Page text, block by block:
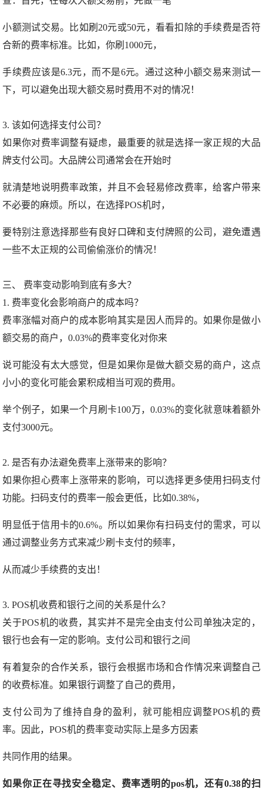
小额测试交易。比如刷20元或50元，看看扣除的手续费是否符
合新的费率标准。比如，你刷1000元，
手续费应该是6.3元，而不是6元。通过这种小额交易来测试一
下，可以避免出现大额交易时费用不对的情况！
3. 该如何选择支付公司？
如果你对费率调整有疑虑，最重要的就是选择一家正规的大品
牌支付公司。大品牌公司通常会在开始时
就清楚地说明费率政策，并且不会轻易修改费率，给客户带来
不必要的麻烦。所以，在选择POS机时，
要特别注意选择那些有良好口碑和支付牌照的公司，避免遭遇
一些不太正规的公司偷偷涨价的情况！
三、 费率变动影响到底有多大？
1. 费率变化会影响商户的成本吗？
费率涨幅对商户的成本影响其实是因人而异的。如果你是做小
额交易的商户，0.03%的费率变化对你来
说可能没有太大感觉，但是如果你是做大额交易的商户，这点
小小的变化可能会累积成相当可观的费用。
举个例子，如果一个月刷卡100万，0.03%的变化就意味着额外
支付3000元。
2. 是否有办法避免费率上涨带来的影响？
如果你担心费率上涨带来的影响，可以选择更多使用扫码支付
功能。扫码支付的费率一般会更低，比如0.38%，
明显低于信用卡的0.6%。所以如果你有扫码支付的需求，可以
通过调整业务方式来减少刷卡支付的频率，
从而减少手续费的支出！
3. POS机收费和银行之间的关系是什么？
关于POS机的收费，其实并不是完全由支付公司单独决定的，
银行也会有一定的影响。支付公司和银行之间
有着复杂的合作关系，银行会根据市场和合作情况来调整自己
的收费标准。如果银行调整了自己的费用，
支付公司为了维持自身的盈利，就可能相应调整POS机的费
率。因此，POS机的费率变动实际上是多方因素
共同作用的结果。
如果你正在寻找安全稳定、费率透明的pos机，还有0.38的扫